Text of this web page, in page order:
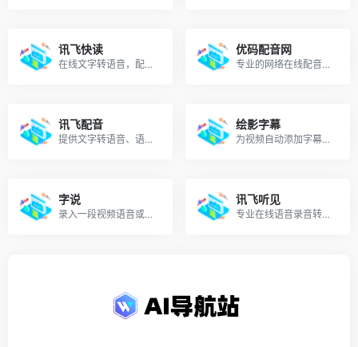
讯飞快读
在线文字转语音，配音软件，语音朗读，讯飞快读
优码配音网
专业的网络在线配音软件，提供在线文字转语音。
讯飞配音
提供文字转语音、语音合成、国内专业的一站式配音服务平台
绘影字幕
为视频自动添加字幕，自动识别视频中的人声，转化成字幕，字幕翻译，字幕制作软件
字说
录入一段视频语音或者输入一段文字就能够快速制作文字动画视频
讯飞听见
专业在线语音录音转文字软件平台